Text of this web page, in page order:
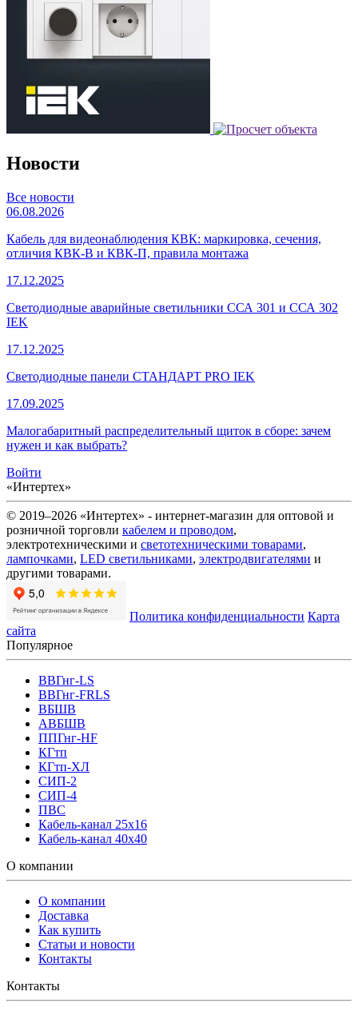
Новости
Все новости
06.08.2026
Кабель для видеонаблюдения КВК: маркировка, сечения,
отличия КВК-В и КВК-П, правила монтажа
17.12.2025
Светодиодные аварийные светильники ССА 301 и ССА 302
IEK
17.12.2025
Светодиодные панели СТАНДАРТ PRO IEK
17.09.2025
Малогабаритный распределительный щиток в сборе: зачем
нужен и как выбрать?
Войти
«Интертех»
© 2019–2026 «Интертех» - интернет-магазин для оптовой и
розничной торговли кабелем и проводом,
электротехническими и светотехническими товарами,
лампочками, LED светильниками, электродвигателями и
другими товарами.
Политика конфиденциальности Карта
сайта
Популярное
ВВГнг-LS
ВВГнг-FRLS
ВБШВ
АВБШВ
ППГнг-HF
КГтп
КГтп-ХЛ
СИП-2
СИП-4
ПВС
Кабель-канал 25х16
Кабель-канал 40х40
О компании
О компании
Доставка
Как купить
Статьи и новости
Контакты
Контакты